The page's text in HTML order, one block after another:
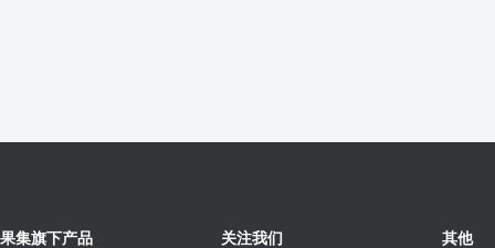
果集旗下产品 关注我们 其他